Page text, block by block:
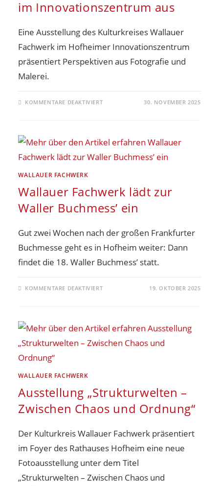
im Innovationszentrum aus
Eine Ausstellung des Kulturkreises Wallauer
Fachwerk im Hofheimer Innovationszentrum
präsentiert Perspektiven aus Fotografie und
Malerei.
KOMMENTARE DEAKTIVIERT 30. NOVEMBER 2025
WALLAUER FACHWERK
Wallauer Fachwerk lädt zur
Waller Buchmess’ ein
Gut zwei Wochen nach der großen Frankfurter
Buchmesse geht es in Hofheim weiter: Dann
findet die 18. Waller Buchmess’ statt.
KOMMENTARE DEAKTIVIERT 19. OKTOBER 2025
WALLAUER FACHWERK
Ausstellung „Strukturwelten –
Zwischen Chaos und Ordnung“
Der Kulturkreis Wallauer Fachwerk präsentiert
im Foyer des Rathauses Hofheim eine neue
Fotoausstellung unter dem Titel
„Strukturwelten – Zwischen Chaos und